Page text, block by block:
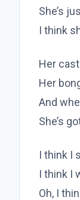
She’s
I think
Her
Her
And
She’s
I think I
I think I
Oh, I